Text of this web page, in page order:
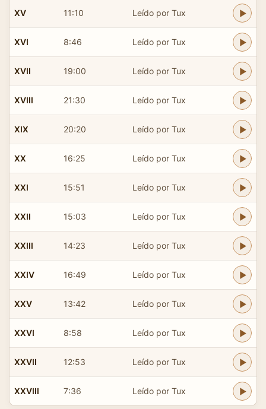
XV 11:10 Leído por Tux
XVI 8:46 Leído por Tux
XVII 19:00 Leído por Tux
XVIII 21:30 Leído por Tux
XIX 20:20 Leído por Tux
XX 16:25 Leído por Tux
XXI 15:51 Leído por Tux
XXII 15:03 Leído por Tux
XXIII 14:23 Leído por Tux
XXIV 16:49 Leído por Tux
XXV 13:42 Leído por Tux
XXVI 8:58 Leído por Tux
XXVII 12:53 Leído por Tux
XXVIII 7:36 Leído por Tux